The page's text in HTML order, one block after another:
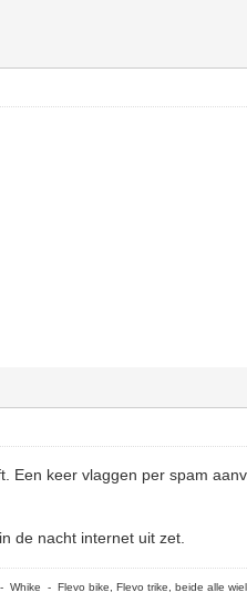
Een keer vlaggen per spam
de nacht internet uit zet.
Whike - Flevo bike, Flevo trike, beide alle